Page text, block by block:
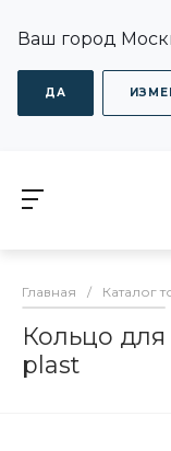
Ваш город
ДА
Главная / Каталог
Кольцо
plast